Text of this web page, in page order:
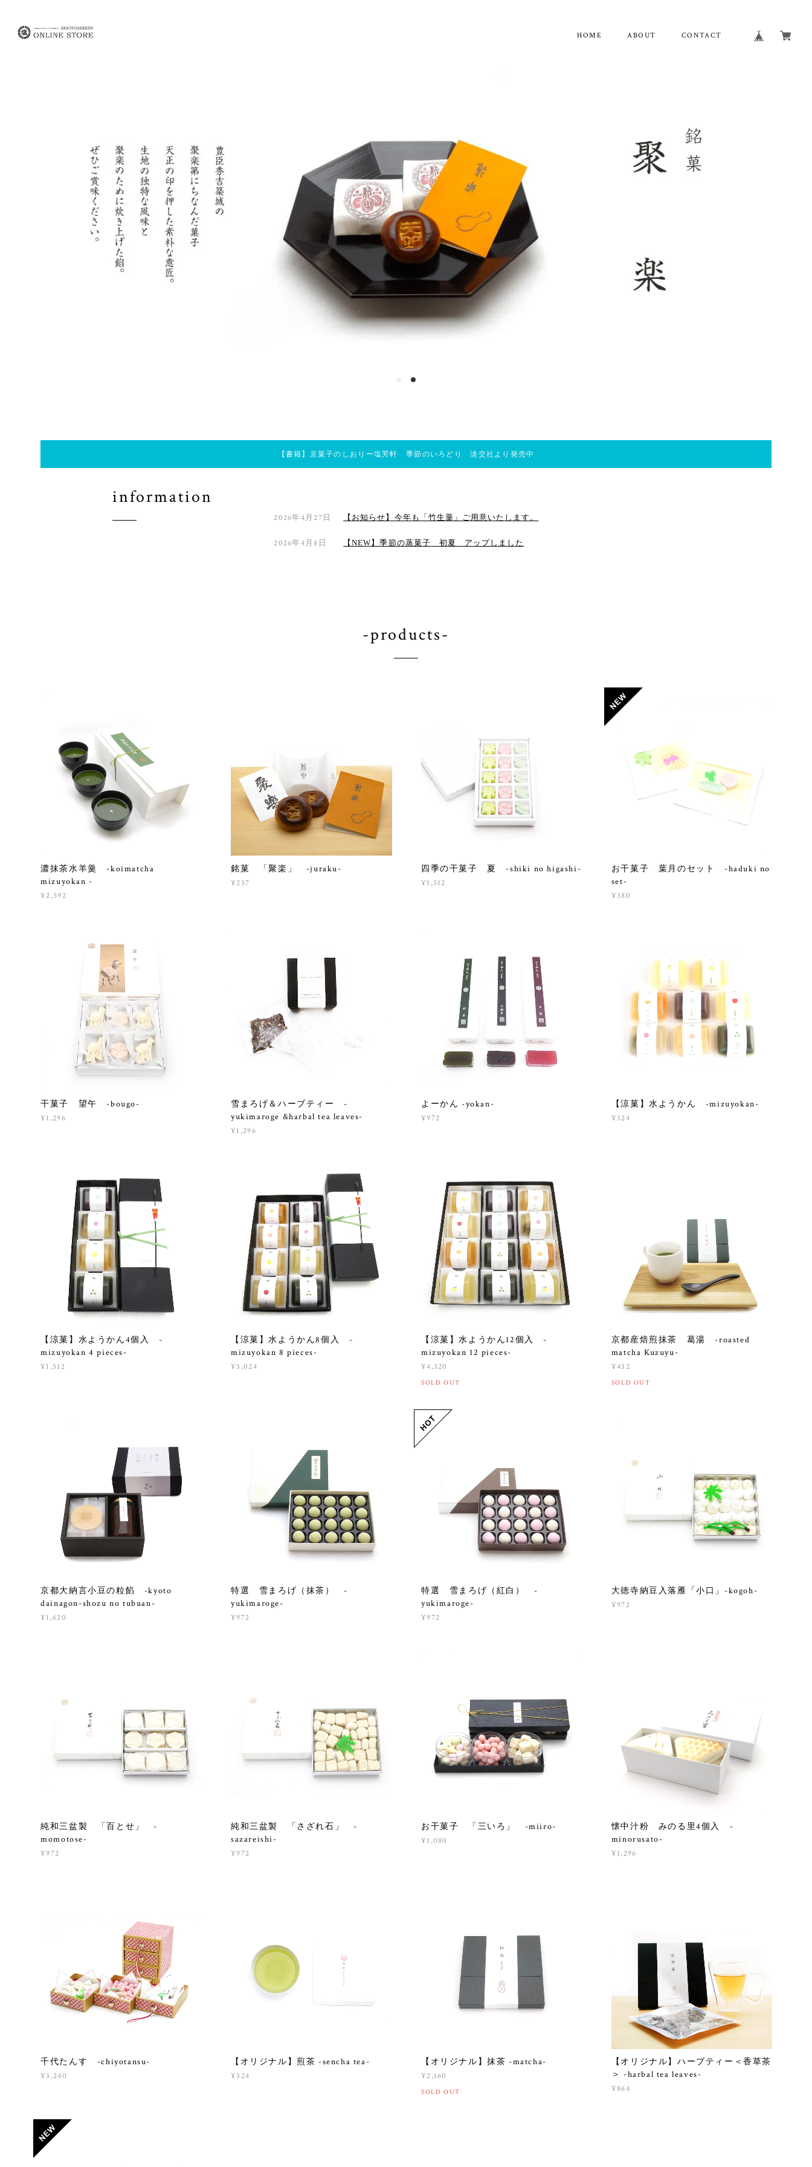
HOME ABOUT CONTACT
【書籍】京菓子のしおりー塩芳軒 季節のいろどり 淡交社より発売中
information
2026年4月27日 【お知らせ】今年も「竹生羹」ご用意いたします。
2026年4月8日 【NEW】季節の蒸菓子 初夏 アップしました
-products-
濃抹茶水羊羹 -koimatcha
mizuyokan -
¥2,592
銘菓 「聚楽」 -juraku-
¥237
四季の干菓子 夏 -shiki no higashi-
¥1,512
お干菓子 葉月のセット -haduki no
set-
¥380
干菓子 望午 -bougo-
¥1,296
雪まろげ＆ハーブティー -
yukimaroge &harbal tea leaves-
¥1,296
よーかん -yokan-
¥972
【涼菓】水ようかん -mizuyokan-
¥324
【涼菓】水ようかん4個入 -
mizuyokan 4 pieces-
¥1,512
【涼菓】水ようかん8個入 -
mizuyokan 8 pieces-
¥3,024
【涼菓】水ようかん12個入 -
mizuyokan 12 pieces-
¥4,320
SOLD OUT
京都産焙煎抹茶 葛湯 -roasted
matcha Kuzuyu-
¥432
SOLD OUT
京都大納言小豆の粒餡 -kyoto
dainagon-shozu no tubuan-
¥1,620
特選 雪まろげ（抹茶） -
yukimaroge-
¥972
特選 雪まろげ（紅白） -
yukimaroge-
¥972
大徳寺納豆入落雁「小口」-kogoh-
¥972
純和三盆製 「百とせ」 -
momotose-
¥972
純和三盆製 「さざれ石」 -
sazareishi-
¥972
お干菓子 「三いろ」 -miiro-
¥1,080
懐中汁粉 みのる里4個入 -
minorusato-
¥1,296
千代たんす -chiyotansu-
¥3,240
【オリジナル】煎茶 -sencha tea-
¥324
【オリジナル】抹茶 -matcha-
¥2,160
SOLD OUT
【オリジナル】ハーブティー＜香草茶
＞ -harbal tea leaves-
¥864